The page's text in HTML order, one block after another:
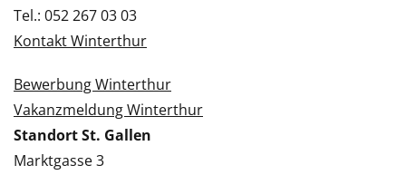
Tel.: 052 267 03 03
Kontakt Winterthur
Bewerbung Winterthur
Vakanzmeldung Winterthur
Standort St. Gallen
Marktgasse 3